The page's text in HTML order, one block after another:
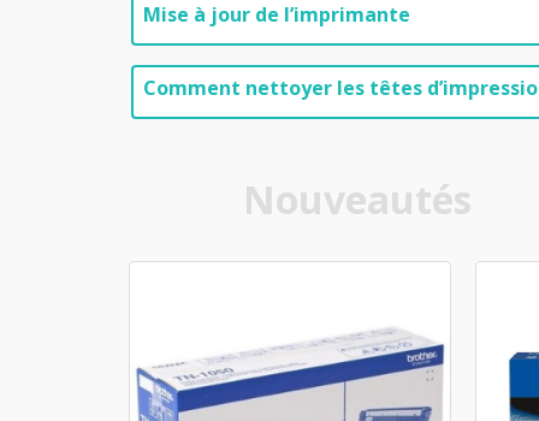
Mise à jour de l’imprimante
Comment nettoyer les têtes
Nouveautés